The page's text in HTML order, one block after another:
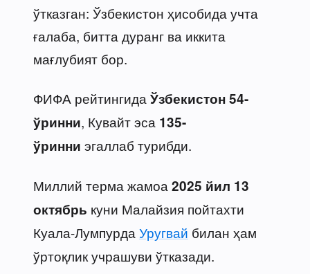
ўтказган: Ўзбекистон ҳисобида учта
ғалаба, битта дуранг ва иккита
мағлубият бор.
ФИФА рейтингида Ўзбекистон 54-
ўринни, Кувайт эса 135-
ўринни эгаллаб турибди.
Миллий терма жамоа 2025 йил 13
октябрь куни Малайзия пойтахти
Куала-Лумпурда Уругвай билан ҳам
ўртоқлик учрашуви ўтказади.